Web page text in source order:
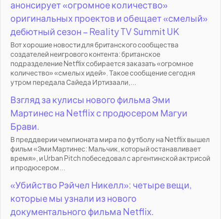
анонсирует «огромное количество»
оригинальных проектов и обещает «смелый»
дебютный сезон – Reality TV Summit UK
Вот хорошие новости для британского сообщества
создателей неигрового контента: британское
подразделение Netflix собирается заказать «огромное
количество» «смелых идей». Такое сообщение сегодня
утром передала Сайеда Иртизаали,...
Взгляд за кулисы нового фильма Эми
Мартинес на Netflix с продюсером Магуи
Брави.
В преддверии чемпионата мира по футболу на Netflix вышел
фильм «Эми Мартинес: Мальчик, который останавливает
время», и Urban Pitch побеседовал с аргентинской актрисой
и продюсером...
«Убийство Рэйчел Никелл»: четыре вещи,
которые мы узнали из нового
документального фильма Netflix.